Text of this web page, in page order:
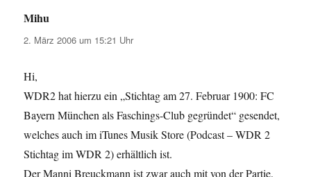
Mihu
2. März 2006 um 15:21 Uhr
Hi,
WDR2 hat hierzu ein „Stichtag am 27. Februar 1900: FC
Bayern München als Faschings-Club gegründet“ gesendet,
welches auch im iTunes Musik Store (Podcast – WDR 2
Stichtag im WDR 2) erhältlich ist.
Der Manni Breuckmann ist zwar auch mit von der Partie,